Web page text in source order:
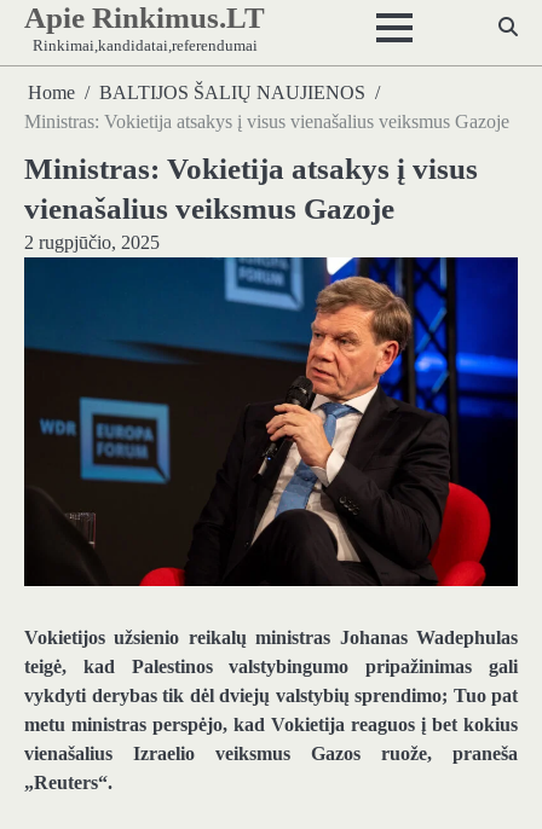
Skip
content
Apie Rinkimus.LT
Rinkimai,kandidatai,referendumai
Home
BALTIJOS ŠALIŲ NAUJIENOS
Ministras: Vokietija atsakys į visus vienašalius veiksmus Gazoje
Ministras: Vokietija atsakys į visus
vienašalius veiksmus Gazoje
2 rugpjūčio, 2025
Vokietijos užsienio reikalų ministras Johanas Wadephulas
teigė, kad Palestinos valstybingumo pripažinimas gali
vykdyti derybas tik dėl dviejų valstybių sprendimo; Tuo pat
metu ministras perspėjo, kad Vokietija reaguos į bet kokius
vienašalius Izraelio veiksmus Gazos ruože, praneša
„Reuters“.